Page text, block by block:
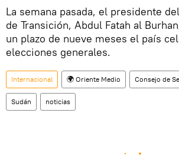
La semana pasada, el presidente
de Transición, Abdul Fatah al
un plazo de nueve meses el país
elecciones generales.
Internacional 🌍 Oriente Medio Consejo de
Sudán noticias